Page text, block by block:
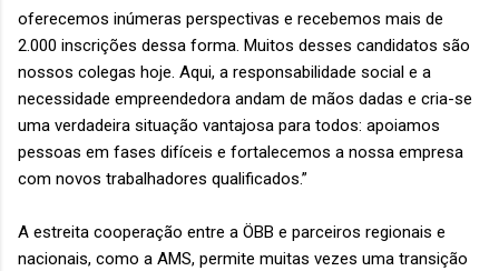
oferecemos inúmeras perspectivas e recebemos mais de
2.000 inscrições dessa forma. Muitos desses candidatos são
nossos colegas hoje. Aqui, a responsabilidade social e a
necessidade empreendedora andam de mãos dadas e cria-se
uma verdadeira situação vantajosa para todos: apoiamos
pessoas em fases difíceis e fortalecemos a nossa empresa
com novos trabalhadores qualificados.”
A estreita cooperação entre a ÖBB e parceiros regionais e
nacionais, como a AMS, permite muitas vezes uma transição